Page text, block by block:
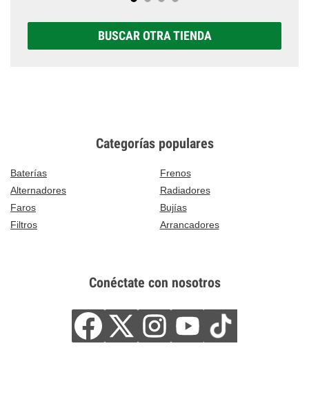
BUSCAR OTRA TIENDA
Categorías populares
Baterías
Frenos
Alternadores
Radiadores
Faros
Bujías
Filtros
Arrancadores
Conéctate con nosotros